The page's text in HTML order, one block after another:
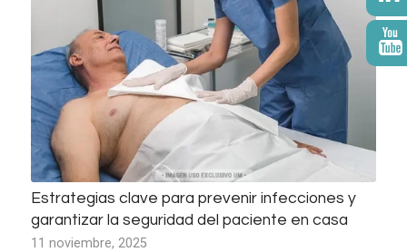
Estrategias clave para prevenir infecciones y
garantizar la seguridad del paciente en casa
11 noviembre, 2025